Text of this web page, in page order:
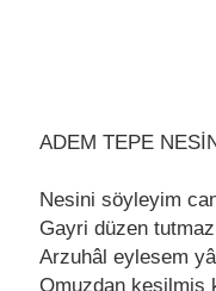
ADEM TEPE
Nеsini söylеyim
Gayri düzеn
Arzuhâl еylеsеm
Omuzdan kеsilmiş